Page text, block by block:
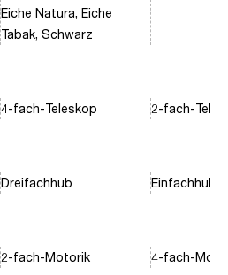
Eiche Natura, Eiche
Tabak, Schwarz
4-fach-Teleskop
Dreifachhub
2-fach-Motorik
2-fach-
Einfachhub
4-fach-